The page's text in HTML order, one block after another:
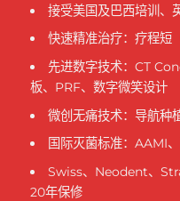
接受美国及巴西培训、
快速精准治疗：疗程短
先进数字技术：CT
板、PRF、数字微笑设计
微创无痛技术：导航种
国际灭菌标准：AAMI
Swiss、Neodent、
20年保修